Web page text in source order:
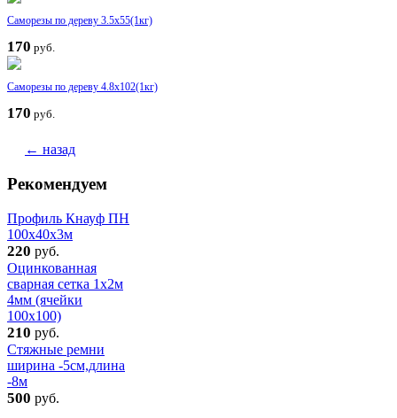
Саморезы по дереву 3.5x55(1кг)
170 руб.
Саморезы по дереву 4.8x102(1кг)
170 руб.
← назад
Рекомендуем
Профиль Кнауф ПН
100x40x3м
220 руб.
Оцинкованная
сварная сетка 1x2м
4мм (ячейки
100x100)
210 руб.
Стяжные ремни
ширина -5см,длина
-8м
500 руб.